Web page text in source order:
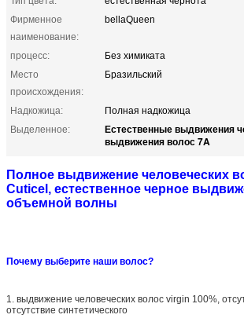
Фирменное
наименование:
bellaQueen
процесс:
Без химиката
Место
происхождения:
Бразильский
Надкожица:
Полная надкожица
Выделенное:
Естественные выдвижения
выдвижения волос 7A
Полное выдвижение человеческих
Cuticel, естественное черное
объемной волны
Почему выберите наши волос?
1. выдвижение человеческих волос virgin 100%,
отсутствие синтетического